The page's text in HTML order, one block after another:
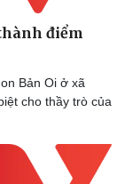
điểm
Bản Oi ở xã
cho thầy trò của